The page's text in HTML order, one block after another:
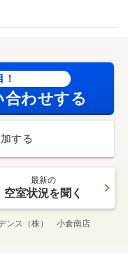
合わせする
する
最新の
空室状況を聞く
ンス（株） 小倉南店